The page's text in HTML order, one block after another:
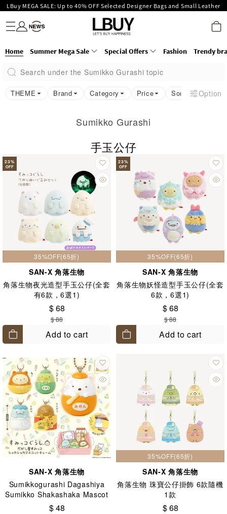
Enjoy Up to 25% Off Original Price for Goyard Hobo / Hobo Mini Limited
Edition!
LBuy Exclusive : Hermès / Chanel handbags and jewellery up to 40% off—
shop now!
LBuy Nintendo Switch / Nintendo Switch 2 Official Product Retail Store is
shop 175, 1/F!
Important Notice: Prevent Fraud for Bank Transfer & FPS
LBuy receives Hong Kong IPD's 2026 'No Fakes Pledge' mark.
Goods!
Fashion
Trendy brand
Kidswear
Beauty
Fragrance
Personal Care
Mother Care & Baby
Games and fine toys
Stationery
Home Living
Electronics
Food
Health Care
Outdoor
Home Summer Mega Sale Special Offers Fashion Trendy
Search under the Sumikko Gurashi topic
THEME Brand Category Price Sort Option
Sumikko Gurashi
手玉公仔
23%
OFF
35%OFF(65折)
SAN-X 角落生物
角落生物夜光造型手玉公仔(全套
有6款，6選1)
$ 68
$ 88
Add to cart
23%
OFF
35%OFF(65折)
SAN-X 角落生物
角落生物妖怪造型手玉公仔(全套
6款，6選1)
$ 68
$ 88
Add to cart
SAN-X 角落生物
Sumikkogurashi Dagashiya
Sumikko Shakashaka Mascot
Charm_ 扭蛋 隨機1款
$ 48
35%OFF(65折)
SAN-X 角落生物
角落生物 珠寶公仔掛飾 6款隨機
1款
$ 68